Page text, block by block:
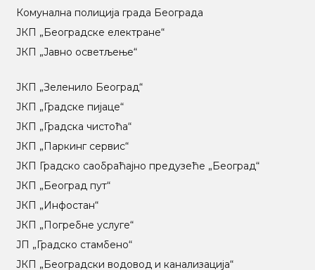
Комунална полиција града Београда
ЈКП „Београдске електране“
ЈКП „Јавно осветљење“
ЈКП „Зеленило Београд“
ЈКП „Градске пијаце“
ЈКП „Градска чистоћа“
ЈКП „Паркинг сервис“
ЈКП Градско саобраћајно предузеће „Београд“
ЈКП „Београд пут“
ЈКП „Инфостан“
ЈКП „Погребне услуге“
ЈП „Градско стамбено“
ЈКП „Београдски водовод и канализација“